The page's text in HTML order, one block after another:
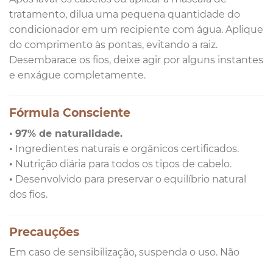
tratamento, dilua uma pequena quantidade do
condicionador em um recipiente com água. Aplique
do comprimento às pontas, evitando a raiz.
Desembarace os fios, deixe agir por alguns instantes
e enxágue completamente.
Fórmula Consciente
• 97% de naturalidade.
• Ingredientes naturais e orgânicos certificados.
• Nutrição diária para todos os tipos de cabelo.
• Desenvolvido para preservar o equilíbrio natural
dos fios.
Precauções
Em caso de sensibilização, suspenda o uso. Não